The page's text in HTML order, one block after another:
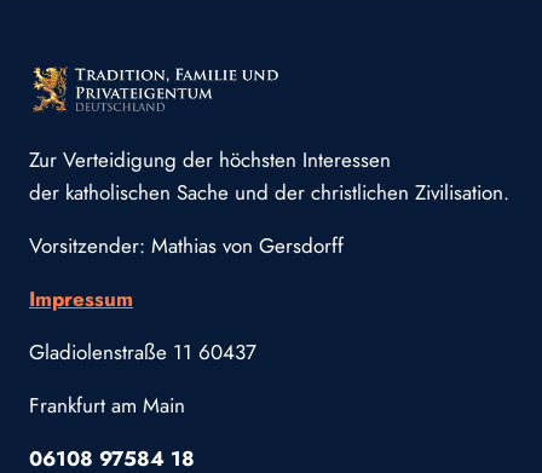
Zur Verteidigung der höchsten Interessen
der katholischen Sache und der christlichen Zivilisation.
Vorsitzender: Mathias von Gersdorff
Impressum
Gladiolenstraße 11 60437
Frankfurt am Main
06108 97584 18